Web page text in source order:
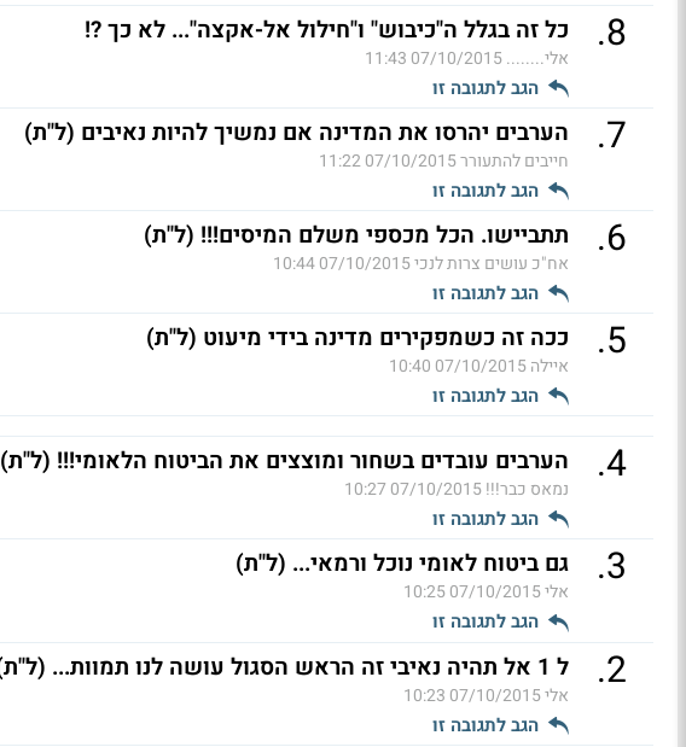
8
. כל זה בגלל ה"כיבוש" ו"חילול אל-אקצה"... לא כך ?!
אלי........07/10/2015 11:43
הגב לתגובה זו
7
. הערבים יהרסו את המדינה אם נמשיך להיות נאיבים (ל"ת)
חייבים להתעורר07/10/2015 11:22
הגב לתגובה זו
6
. תתביישו. הכל מכספי משלם המיסים!!! (ל"ת)
אח"כ עושים צרות לנכי07/10/2015 10:44
הגב לתגובה זו
5
. ככה זה כשמפקירים מדינה בידי מיעוט (ל"ת)
איילה07/10/2015 10:40
הגב לתגובה זו
4
. הערבים עובדים בשחור ומוצצים את הביטוח הלאומי!!! (ל"ת)
נמאס כבר!!!07/10/2015 10:27
הגב לתגובה זו
3
. גם ביטוח לאומי נוכל ורמאי... (ל"ת)
אלי07/10/2015 10:25
הגב לתגובה זו
2
. ל 1 אל תהיה נאיבי זה הראש הסגול עושה לנו תמוות... (ל"ת)
אלי07/10/2015 10:23
הגב לתגובה זו